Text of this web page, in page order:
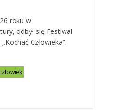
roku w
odbył się Festiwal
Człowieka”.
człowiek